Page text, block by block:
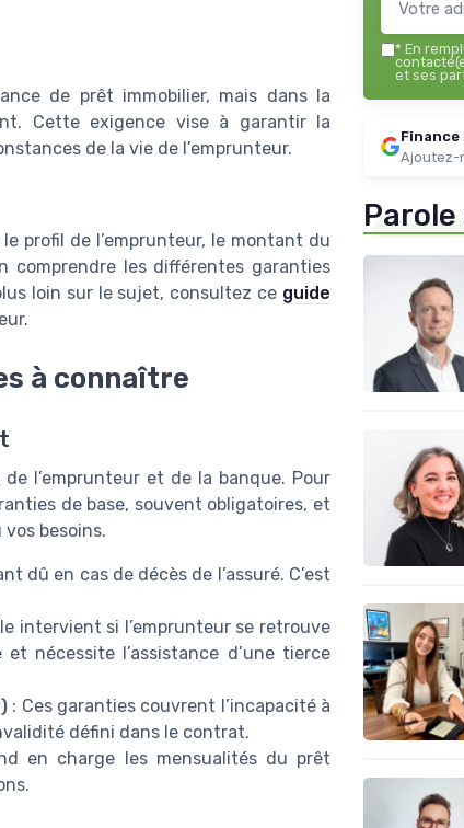
de prêt immobilier, mais dans la
Cette exigence vise à garantir la
de la vie de l’emprunteur.
profil de l’emprunteur, le montant du
comprendre les différentes garanties
loin sur le sujet, consultez ce guide
à connaître
l’emprunteur et de la banque. Pour
de base, souvent obligatoires, et
besoins.
dû en cas de décès de l’assuré. C’est
intervient si l’emprunteur se retrouve
nécessite l’assistance d’une tierce
: Ces garanties couvrent l’incapacité à
défini dans le contrat.
en charge les mensualités du prêt
* En
et ses
Finance
Ajoutez-